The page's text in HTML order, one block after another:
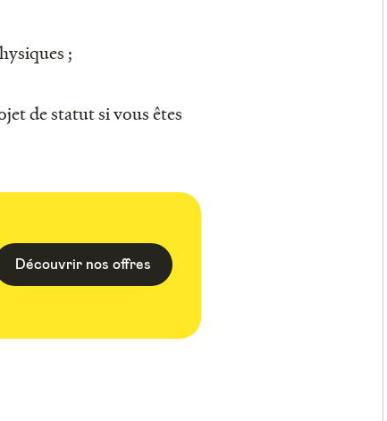
;
de statut si vous êtes
Découvrir nos offres